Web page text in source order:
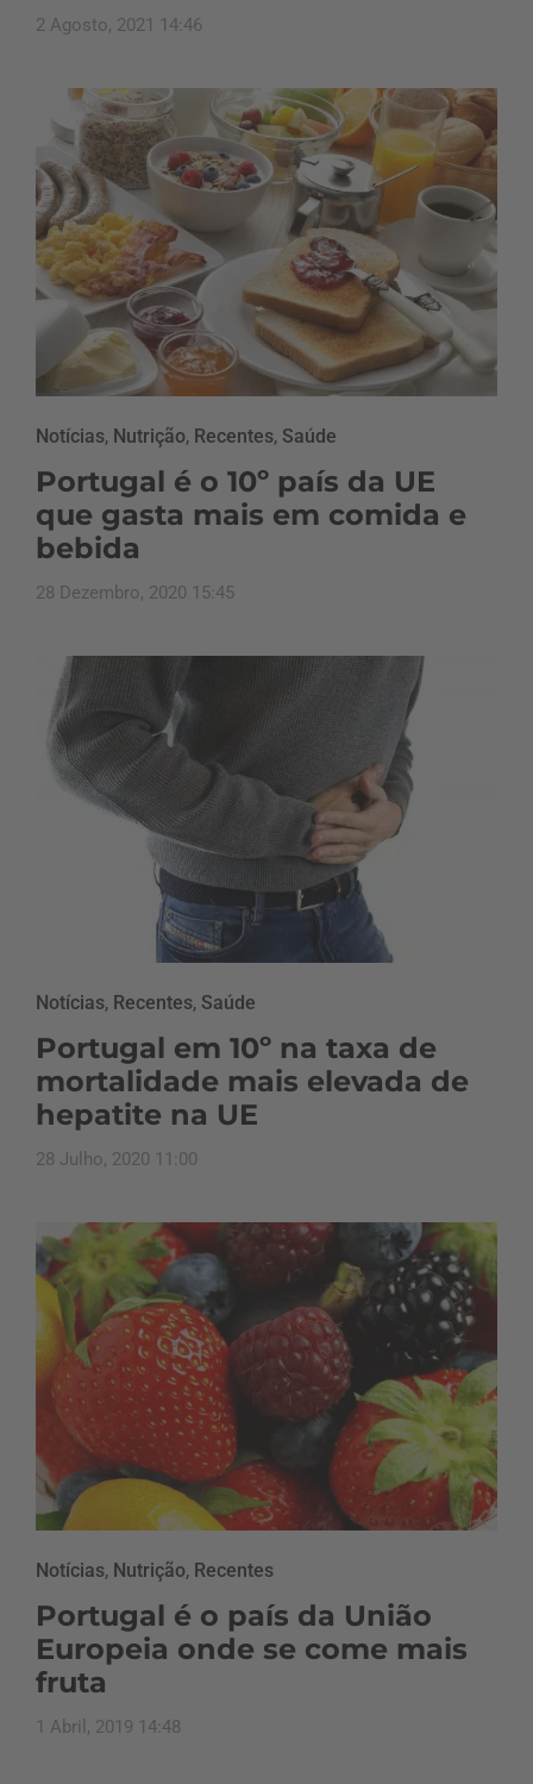
2 Agosto, 2021 14:46
Notícias, Nutrição, Recentes, Saúde
Portugal é o 10º país da UE
que gasta mais em comida e
bebida
28 Dezembro, 2020 15:45
Notícias, Recentes, Saúde
Portugal em 10º na taxa de
mortalidade mais elevada de
hepatite na UE
28 Julho, 2020 11:00
Notícias, Nutrição, Recentes
Portugal é o país da União
Europeia onde se come mais
fruta
1 Abril, 2019 14:48